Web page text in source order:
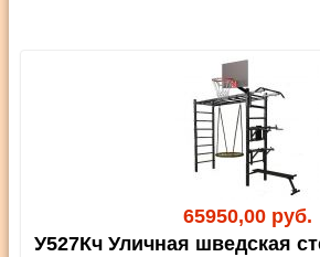
65950,00 руб.
У527Кч Уличная шведская